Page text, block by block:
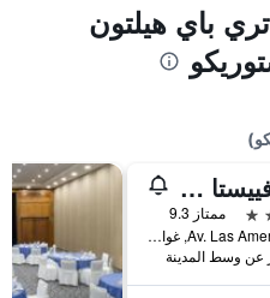
باي هيلتون
جراند فييستا أمريكانا جوادالاجارا كانتري كلوب
ممتاز 9.3
Av. Las Americas 1551, غوادالاجارا (مكسيكو), ولاية خاليسكو, المكسيك